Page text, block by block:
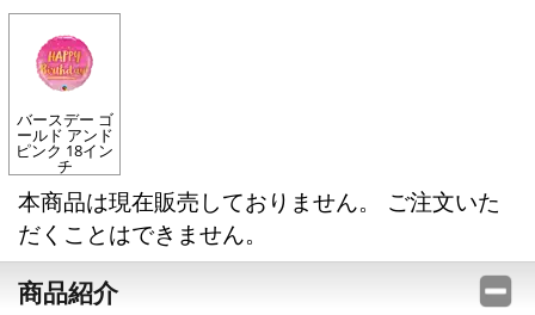
バースデー ゴ
ールド アンド
ピンク 18イン
チ
本商品は現在販売しておりません。 ご注文いた
だくことはできません。
商品紹介